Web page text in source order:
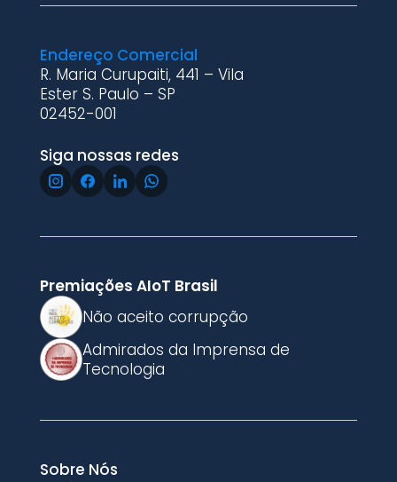
Endereço Comercial
R. Maria Curupaiti, 441 – Vila
Ester S. Paulo – SP
02452-001
Siga nossas redes
Premiações AIoT Brasil
Não aceito corrupção
Admirados da Imprensa de
Tecnologia
Sobre Nós